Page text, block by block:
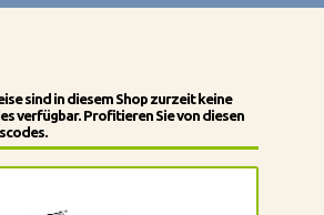
sind in diesem Shop zurzeit keine
verfügbar. Profitieren Sie von diesen